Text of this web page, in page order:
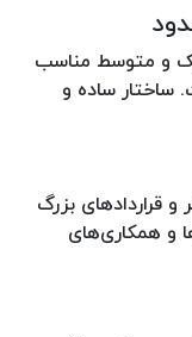
و متوسط مناسب
ساده و
قراردادهای بزرگ
و همکاری‌های